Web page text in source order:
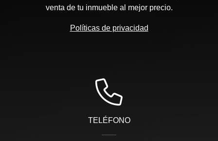
venta de tu inmueble al mejor precio.
Políticas de privacidad
TELÉFONO